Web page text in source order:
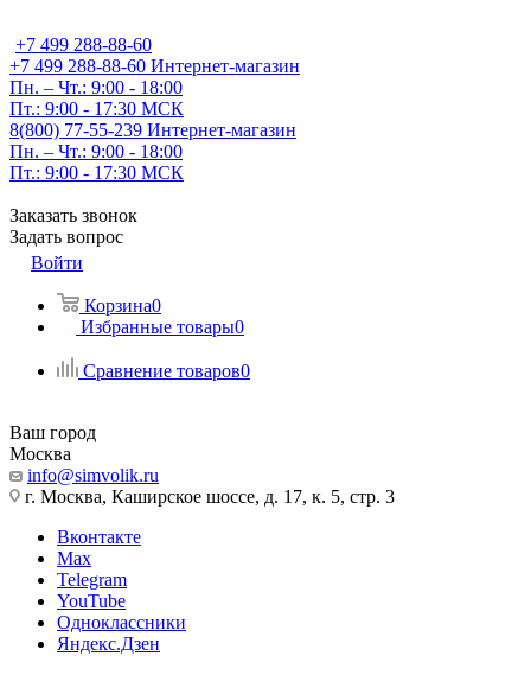
+7 499 288-88-60
+7 499 288-88-60 Интернет-магазин
Пн. – Чт.: 9:00 - 18:00
Пт.: 9:00 - 17:30 МСК
8(800) 77-55-239 Интернет-магазин
Пн. – Чт.: 9:00 - 18:00
Пт.: 9:00 - 17:30 МСК
Заказать звонок
Задать вопрос
Войти
Корзина0
Избранные товары0
Сравнение товаров0
Ваш город
Москва
info@simvolik.ru
г. Москва, Каширское шоссе, д. 17, к. 5, стр. 3
Вконтакте
Max
Telegram
YouTube
Одноклассники
Яндекс.Дзен